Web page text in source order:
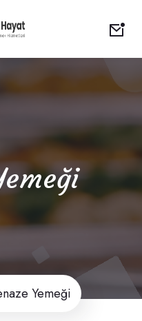
Yemeği